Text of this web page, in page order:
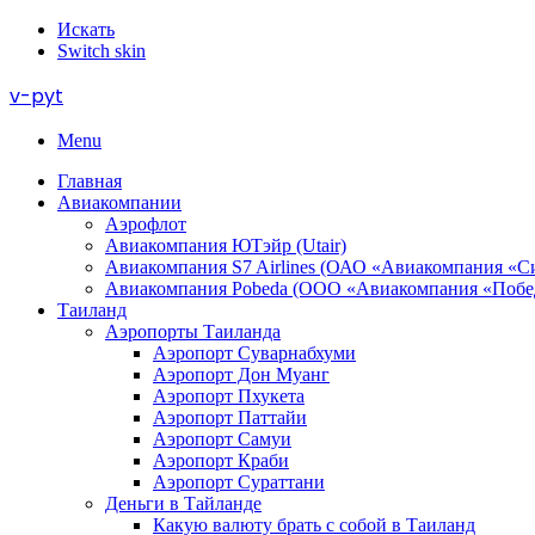
Искать
Switch skin
v-pyt
Menu
Главная
Авиакомпании
Аэрофлот
Авиакомпания ЮТэйр (Utair)
Авиакомпания S7 Airlines (ОАО «Авиакомпания
Авиакомпания Pobeda (ООО «Авиакомпания
Таиланд
Аэропорты Таиланда
Аэропорт Суварнабхуми
Аэропорт Дон Муанг
Аэропорт Пхукета
Аэропорт Паттайи
Аэропорт Самуи
Аэропорт Краби
Аэропорт Сураттани
Деньги в Тайланде
Какую валюту брать с собой в Таиланд